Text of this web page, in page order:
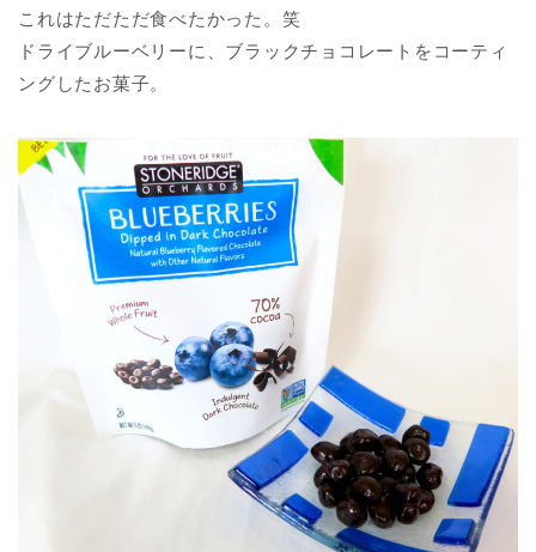
これはただただ食べたかった。笑
ドライブルーベリーに、ブラックチョコレートをコーティ
ングしたお菓子。